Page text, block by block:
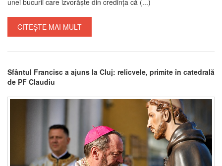
CITEȘTE MAI MULT
Sfântul Francisc a ajuns la Cluj: relicvele, primite în catedrală
de PF Claudiu